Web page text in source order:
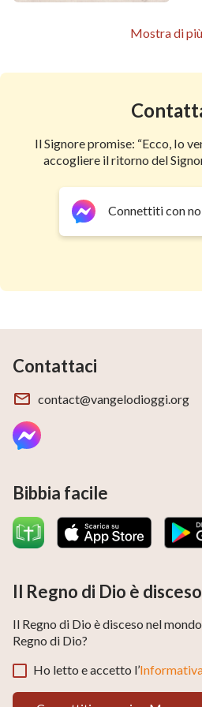
Nel mio cuore c'è solo Dio, solo
Dio sono diventate la mia vita.
sono da Lui benedetto e lo
Accetto l'esame di Dio e vivo
Amare Dio sinceramente
Vivendo ogni giorno sotto la
sono da Lui benedetto e lo
Condivide di più:
Video di musica cristiana |
“Canzone di un legame sincero”
Mostra di più
Il Signore promise: “Ecco, Io
accogliere il ritorno del
Connettiti con
Contattaci
contact@vangelodioggi.org
Bibbia facile
Il Regno di Dio è disceso
Il Regno di Dio è disceso nel
Regno di Dio?
Ho letto e accetto l’